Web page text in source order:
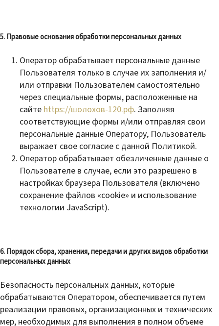
5. Правовые основания обработки персональных данных
Оператор обрабатывает персональные данные
Пользователя только в случае их заполнения и/
или отправки Пользователем самостоятельно
через специальные формы, расположенные на
сайте https://шолохов-120.рф. Заполняя
соответствующие формы и/или отправляя свои
персональные данные Оператору, Пользователь
выражает свое согласие с данной Политикой.
Оператор обрабатывает обезличенные данные о
Пользователе в случае, если это разрешено в
настройках браузера Пользователя (включено
сохранение файлов «cookie» и использование
технологии JavaScript).
6. Порядок сбора, хранения, передачи и других видов обработки
персональных данных
Безопасность персональных данных, которые
обрабатываются Оператором, обеспечивается путем
реализации правовых, организационных и технических
мер, необходимых для выполнения в полном объеме